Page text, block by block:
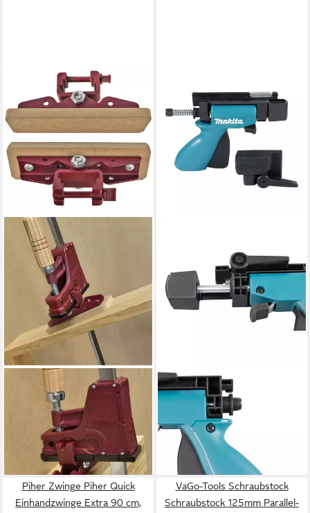
Einhandzwinge Piher
Schwenkauflagen Set für
PRL400
24,90 €
lieferbar - in 2-3 Werktagen bei dir
MAKITA
Zwinge Schnellspanner Set 2-
tlg. für alle Führungsschienen
ab 37,94 €
lieferbar - in 2-3 Werktagen bei dir
Piher Zwinge Piher Quick
Einhandzwinge Extra 90 cm,
VaGo-Tools Schraubstock
Schraubstock 125mm Parallel-